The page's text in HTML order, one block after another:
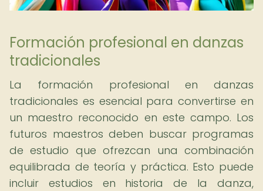
Formación profesional en danzas
tradicionales
La formación profesional en danzas
tradicionales es esencial para convertirse en
un maestro reconocido en este campo. Los
futuros maestros deben buscar programas
de estudio que ofrezcan una combinación
equilibrada de teoría y práctica. Esto puede
incluir estudios en historia de la danza,